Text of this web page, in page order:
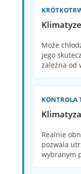
Może
jego
zależna od
KONTROLA
Realnie
pozwala
wybranym